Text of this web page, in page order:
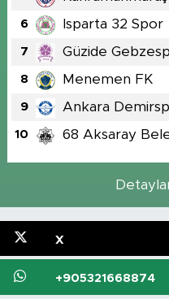
6 Isparta 32 Spor
7 Güzide
8 Menemen FK
9 Ankara
10 68 Aksaray
X
+905321668874